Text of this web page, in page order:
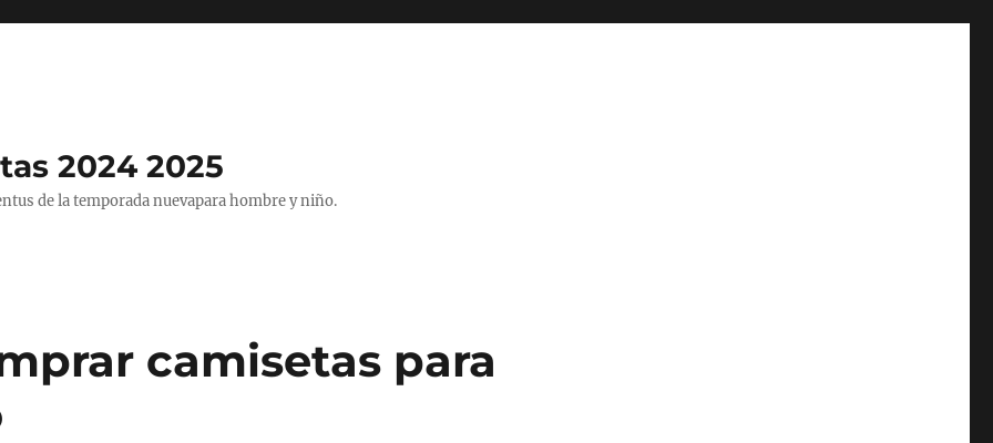
2024 2025
de la temporada nuevapara hombre y niño.
camisetas para